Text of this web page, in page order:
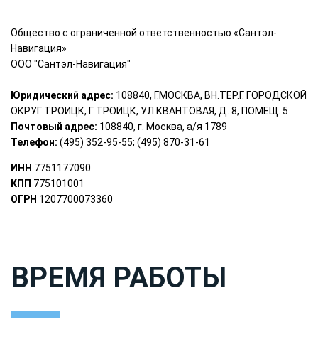
Общество с ограниченной ответственностью «Сантэл-
Навигация»
ООО "Сантэл-Навигация"
Юридический адрес: 108840, Г.МОСКВА, ВН.ТЕР.Г. ГОРОДСКОЙ
ОКРУГ ТРОИЦК, Г ТРОИЦК, УЛ КВАНТОВАЯ, Д. 8, ПОМЕЩ. 5
Почтовый адрес: 108840, г. Москва, а/я 1789
Телефон: (495) 352-95-55; (495) 870-31-61
ИНН 7751177090
КПП 775101001
ОГРН 1207700073360
ВРЕМЯ РАБОТЫ